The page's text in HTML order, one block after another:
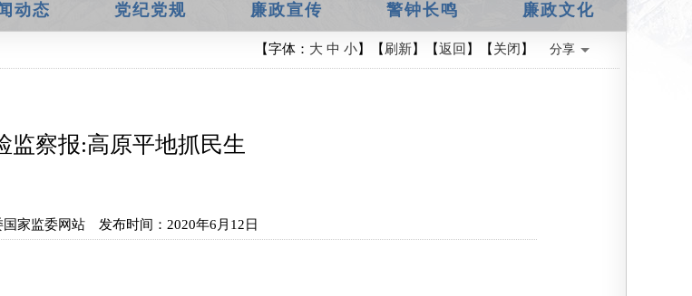
动态 党纪党规 廉政宣传 警钟长鸣 廉政文化
【字体： 大 中 小】【刷新】【返回 】【关闭 】 分享
监察报:高原平地抓民生
国家监委网站 发布时间： 2020年6月12日